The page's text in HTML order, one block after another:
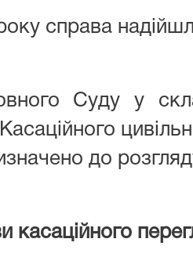
справа
Суду у
до
касаційного